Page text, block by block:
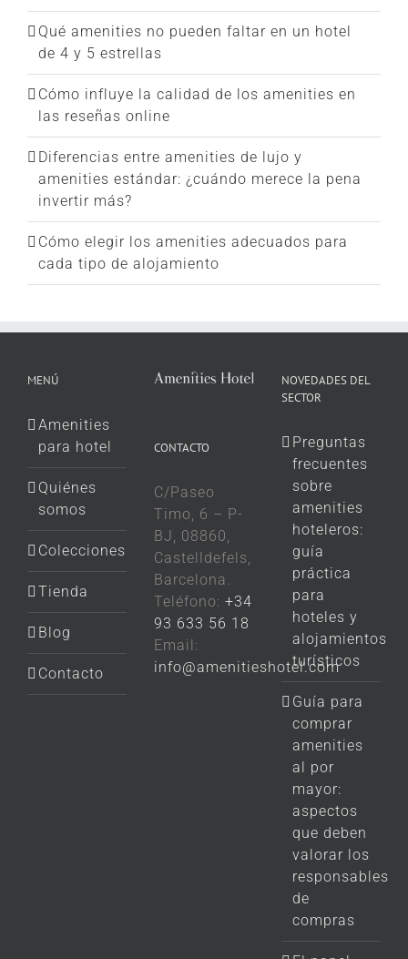
Qué amenities no pueden faltar en un hotel
de 4 y 5 estrellas
Cómo influye la calidad de los amenities en
las reseñas online
Diferencias entre amenities de lujo y
amenities estándar: ¿cuándo merece la pena
invertir más?
Cómo elegir los amenities adecuados para
cada tipo de alojamiento
MENÚ
Amenities
para hotel
Quiénes
somos
Colecciones
Tienda
Blog
Contacto
CONTACTO
C/Paseo
Timo, 6 – P-
BJ, 08860,
Castelldefels,
Barcelona.
Teléfono:+34
93 633 56 18
Email:
info@amenitieshotel.com
NOVEDADES DEL
SECTOR
Preguntas
frecuentes
sobre
amenities
hoteleros:
guía
práctica
para
hoteles y
alojamientos
turísticos
Guía para
comprar
amenities
al por
mayor:
aspectos
que deben
valorar los
responsables
de
compras